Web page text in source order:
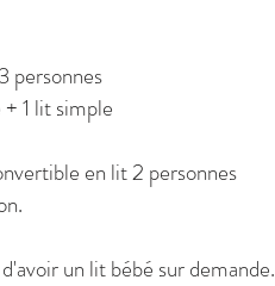
personnes
1 lit simple
en lit 2 personnes
un lit bébé sur demande.